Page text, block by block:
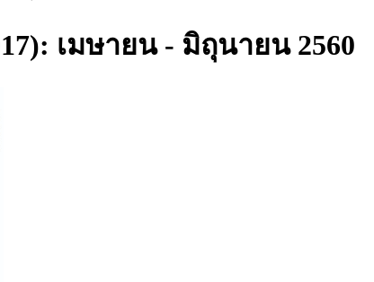
เมษายน - มิถุนายน 2560